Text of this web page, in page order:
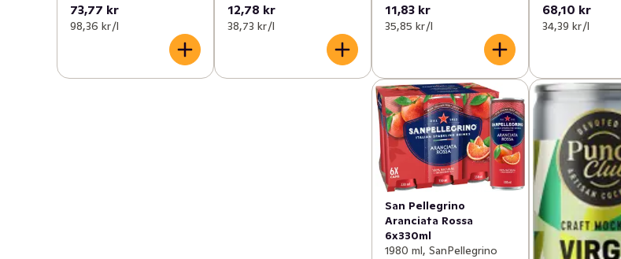
73,77 kr
98,36 kr /l
12,78 kr
38,73 kr /l
11,83 kr
35,85 kr /l
68,10 kr
34,39 kr /l
San Pellegrino
Aranciata Rossa
6x330ml
1980 ml, SanPellegrino